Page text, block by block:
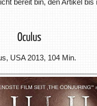
bereit bin, den Artikel
Oculus
USA 2013, 104 Min.